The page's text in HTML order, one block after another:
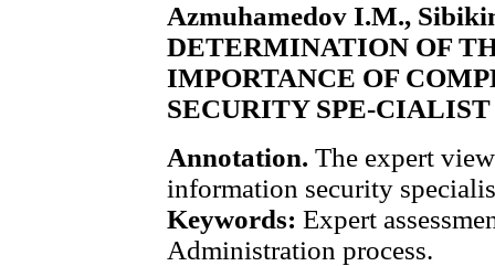
Azmuhamedov I.M.,
DETERMINATION OF
IMPORTANCE OF
SECURITY SPE-CIALIST
Annotation. The expert
information security
Keywords: Expert
Administration process.